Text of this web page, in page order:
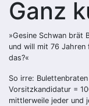
Ganz
»Gesine Schwan brät
und will mit 76 Jahren
das?«
So irre:
Vorsitzkandidatur =
mittlerweile jeder und